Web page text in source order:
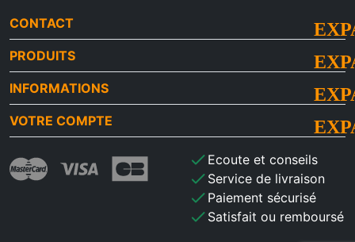
CONTACT
PRODUITS
INFORMATIONS
VOTRE COMPTE
check Ecoute et conseils
check Service de livraison
check Paiement sécurisé
check Satisfait ou remboursé